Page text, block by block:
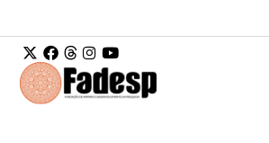
conteúdo